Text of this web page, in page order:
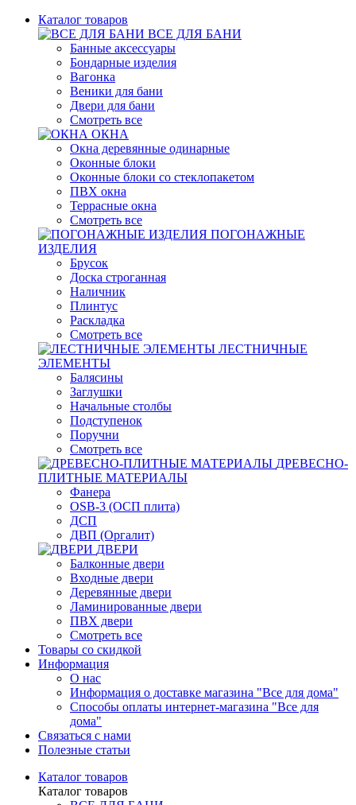
Каталог товаров
ВСЕ ДЛЯ БАНИ
Банные аксессуары
Бондарные изделия
Вагонка
Веники для бани
Двери для бани
Смотреть все
ОКНА
Окна деревянные одинарные
Оконные блоки
Оконные блоки со стеклопакетом
ПВХ окна
Террасные окна
Смотреть все
ПОГОНАЖНЫЕ
ИЗДЕЛИЯ
Брусок
Доска строганная
Наличник
Плинтус
Раскладка
Смотреть все
ЛЕСТНИЧНЫЕ
ЭЛЕМЕНТЫ
Балясины
Заглушки
Начальные столбы
Подступенок
Поручни
Смотреть все
ДРЕВЕСНО-
ПЛИТНЫЕ МАТЕРИАЛЫ
Фанера
OSB-3 (ОСП плита)
ДСП
ДВП (Оргалит)
ДВЕРИ
Балконные двери
Входные двери
Деревянные двери
Ламинированные двери
ПВХ двери
Смотреть все
Товары со скидкой
Информация
О нас
Информация о доставке магазина "Все для дома"
Способы оплаты интернет-магазина "Все для
дома"
Связаться с нами
Полезные статьи
Каталог товаров
Каталог товаров